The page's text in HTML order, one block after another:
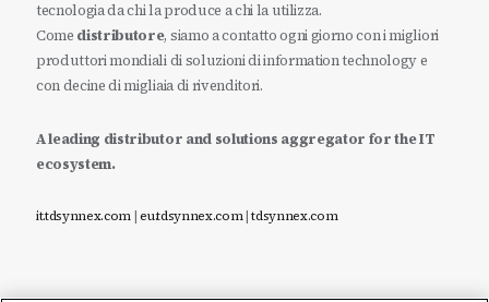
tecnologia da chi la produce a chi la utilizza.
Come distributore, siamo a contatto ogni giorno con i migliori
produttori mondiali di soluzioni di information technology e
con decine di migliaia di rivenditori.
A leading distributor and solutions aggregator for the IT
ecosystem.
it.tdsynnex.com|eu.tdsynnex.com|tdsynnex.com